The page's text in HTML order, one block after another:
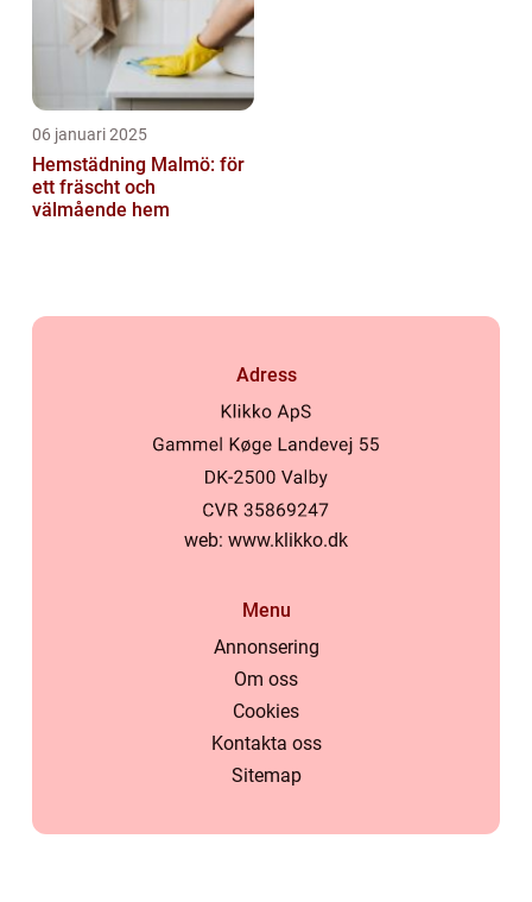
06 januari 2025
Hemstädning Malmö: för
ett fräscht och
välmående hem
Adress
web: www.klikko.dk
Menu
Annonsering
Om oss
Cookies
Kontakta oss
Sitemap